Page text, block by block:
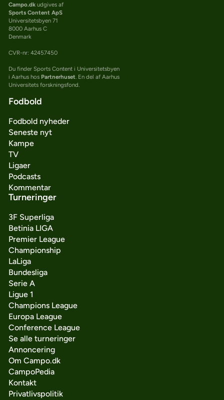
Campo.dkudgives af
Sports Content ApS
Universitetsbyen 71
8000 Aarhus C
Denmark
CVR-nr: 42457450
Du finder Sports Content i Universitetsbyen
i Aarhus hos Partnerhuset. En del af Aarhus
Universitets forskningsfond.
Fodbold
Fodbold nyheder
Seneste nyt
Kampe
TV
Ligaer
Podcasts
Kommentar
Turneringer
3F Superliga
Betinia LIGA
Premier League
Championship
LaLiga
Bundesliga
Serie A
Ligue 1
Champions League
Europa League
Conference League
Se alle turneringer
Annoncering
Om Campo.dk
CampoPedia
Kontakt
Privatlivspolitik